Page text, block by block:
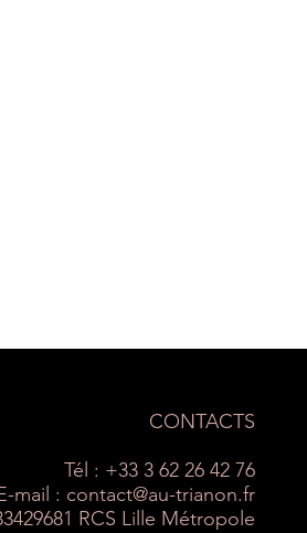
CONTACTS
Tél : +33 3 62 26 42 76
mail : contact@au-trianon.fr
RCS Lille Métropole